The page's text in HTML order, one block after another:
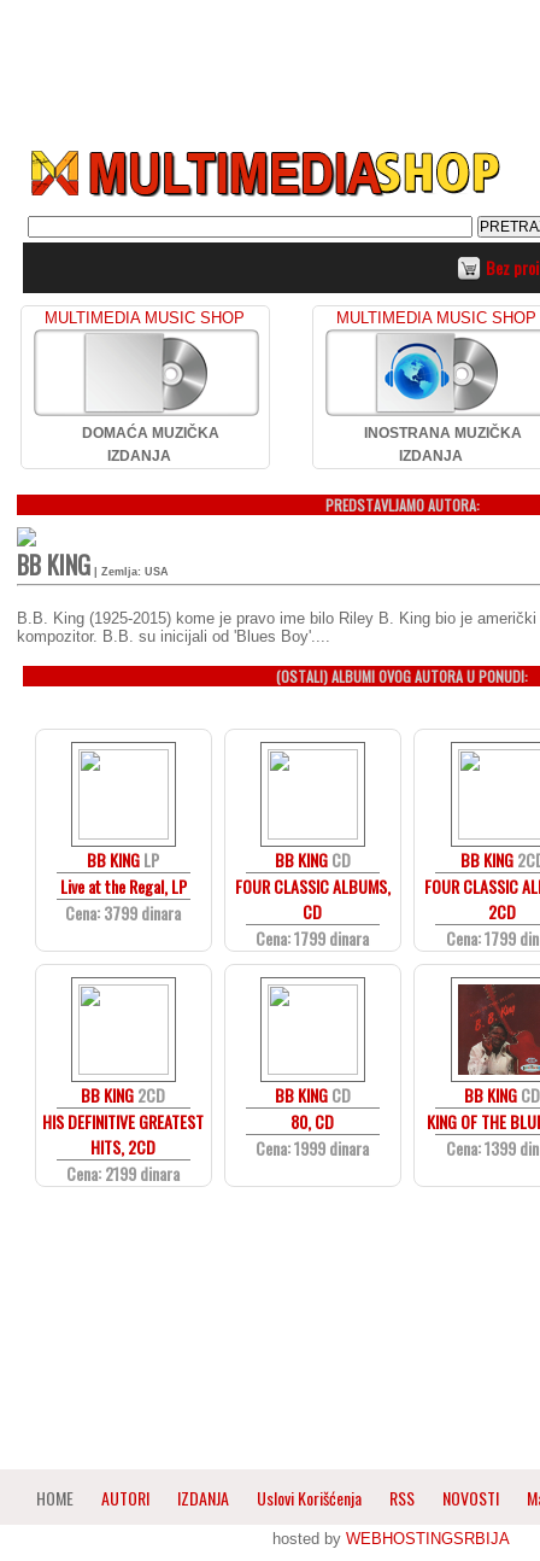
Bez
MULTIMEDIA MUSIC SHOP
DOMAĆA MUZIČKA
IZDANJA
MULTIMEDIA MUSIC SHOP
INOSTRANA MUZIČKA
IZDANJA
PREDSTAVLJAMO AUTORA:
BB KING | Zemlja: USA
B.B. King (1925-2015) kome je pravo ime bilo Riley B. King bio je
kompozitor. B.B. su inicijali od 'Blues Boy'....
(OSTALI) ALBUMI OVOG AUTORA U PONUDI:
BB KINGLP
Live at the Regal, LP
Cena: 3799 dinara
BB KINGCD
FOUR CLASSIC ALBUMS,
CD
Cena: 1799 dinara
BB KING
FOUR CLASSIC
2CD
Cena: 1799
BB KING2CD
HIS DEFINITIVE GREATEST
HITS, 2CD
Cena: 2199 dinara
BB KINGCD
80, CD
Cena: 1999 dinara
BB KINGCD
KING OF THE
Cena: 1399
HOME AUTORI IZDANJA Uslovi Korišćenja RSS NOVOSTI
hosted by WEBHOSTINGSRBIJA